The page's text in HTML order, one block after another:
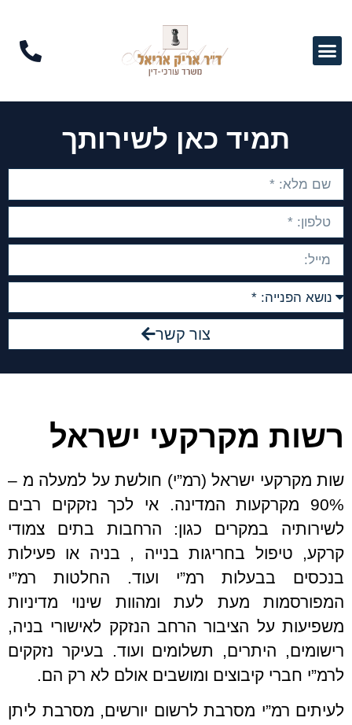
תמיד כאן לשירותך
צור קשר
רשות מקרקעי ישראל
שות מקרקעי ישראל (רמ”י) חולשת על למעלה מ –
90% מקרקעות המדינה. אי לכך נזקקים רבים
לשירותיה במקרים כגון: הרחבות בתים צמודי
קרקע, טיפול בחריגות בנייה , בניה או פעילות
בנכסים בבעלות רמ”י ועוד. החלטות רמ”י
המפורסמות מעת לעת ומהוות שינוי מדיניות
משפיעות על הציבור הרחב הנזקק לאישורי בניה,
רישומים, היתרים, תשלומים ועוד. בעיקר נזקקים
לרמ”י חברי קיבוצים ומושבים אולם לא רק הם.
לעיתים רמ”י מסרבת לרשום יורשים, מסרבת ליתן